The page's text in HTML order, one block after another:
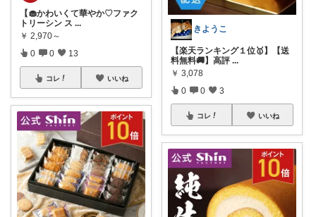
【🧁かわいくて華やか♡ファク
トリーシン ス ...
￥ 2,970～
0 0 13
コレ いいね
きようこ
【楽天ランキング１位🥇】【送
料無料🚚】高評 ...
￥ 3,078
0 0 3
コレ いいね